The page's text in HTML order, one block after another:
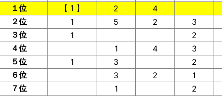
１位
【 1 】 2 4
２位
1 5 2 3
３位
1 2
４位
1 4 3
５位
1 3
2
６位
3 2
1
７位
1 2